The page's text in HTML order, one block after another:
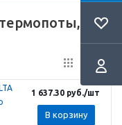
1 637.30руб./шт
В корзину